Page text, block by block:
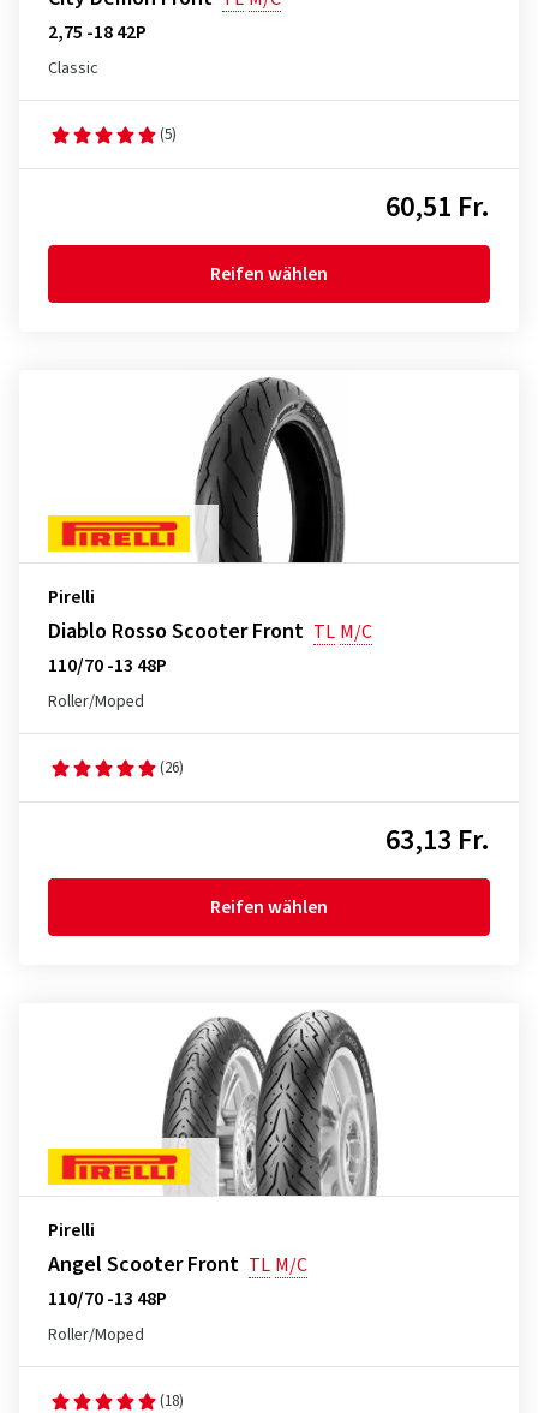
2,75 -18 42P
Classic
(5)
60,51 Fr.
Reifen wählen
Pirelli
Diablo Rosso Scooter Front TL M/C
110/70 -13 48P
Roller/Moped
(26)
63,13 Fr.
Reifen wählen
Pirelli
Angel Scooter Front TL M/C
110/70 -13 48P
Roller/Moped
(18)